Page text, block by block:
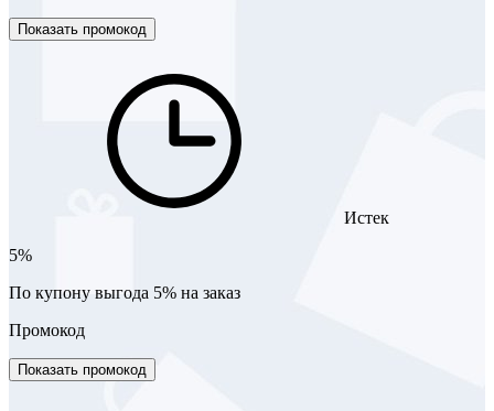
Показать промокод
Истек
5%
По купону выгода 5% на заказ
Промокод
Показать промокод